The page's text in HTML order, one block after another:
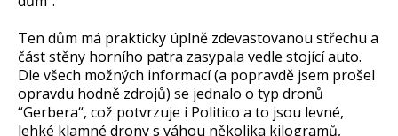
Ten dům má prakticky úplně zdevastovanou střechu a
část stěny horního patra zasypala vedle stojící auto.
Dle všech možných informací (a popravdě jsem prošel
opravdu hodně zdrojů) se jednalo o typ dronů
“Gerbera“, což potvrzuje i Politico a to jsou levné,
lehké klamné drony s váhou několika kilogramů,